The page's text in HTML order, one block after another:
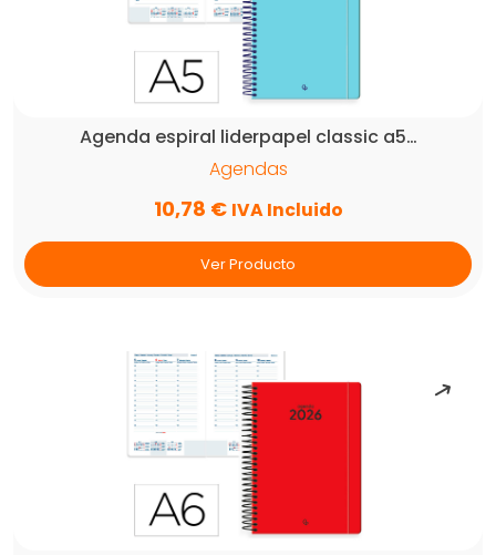
Agenda espiral liderpapel classic a5…
Agendas
10,78 € IVA Incluido
Ver Producto